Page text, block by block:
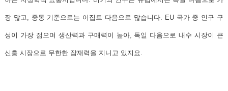
장 많고, 중동 기준으로는 이집트 다음으로 많습니다. EU 국가 중 인구 구
성이 가장 젊으며 생산력과 구매력이 높아, 독일 다음으로 내수 시장이 큰
신흥 시장으로 무한한 잠재력을 지니고 있지요.